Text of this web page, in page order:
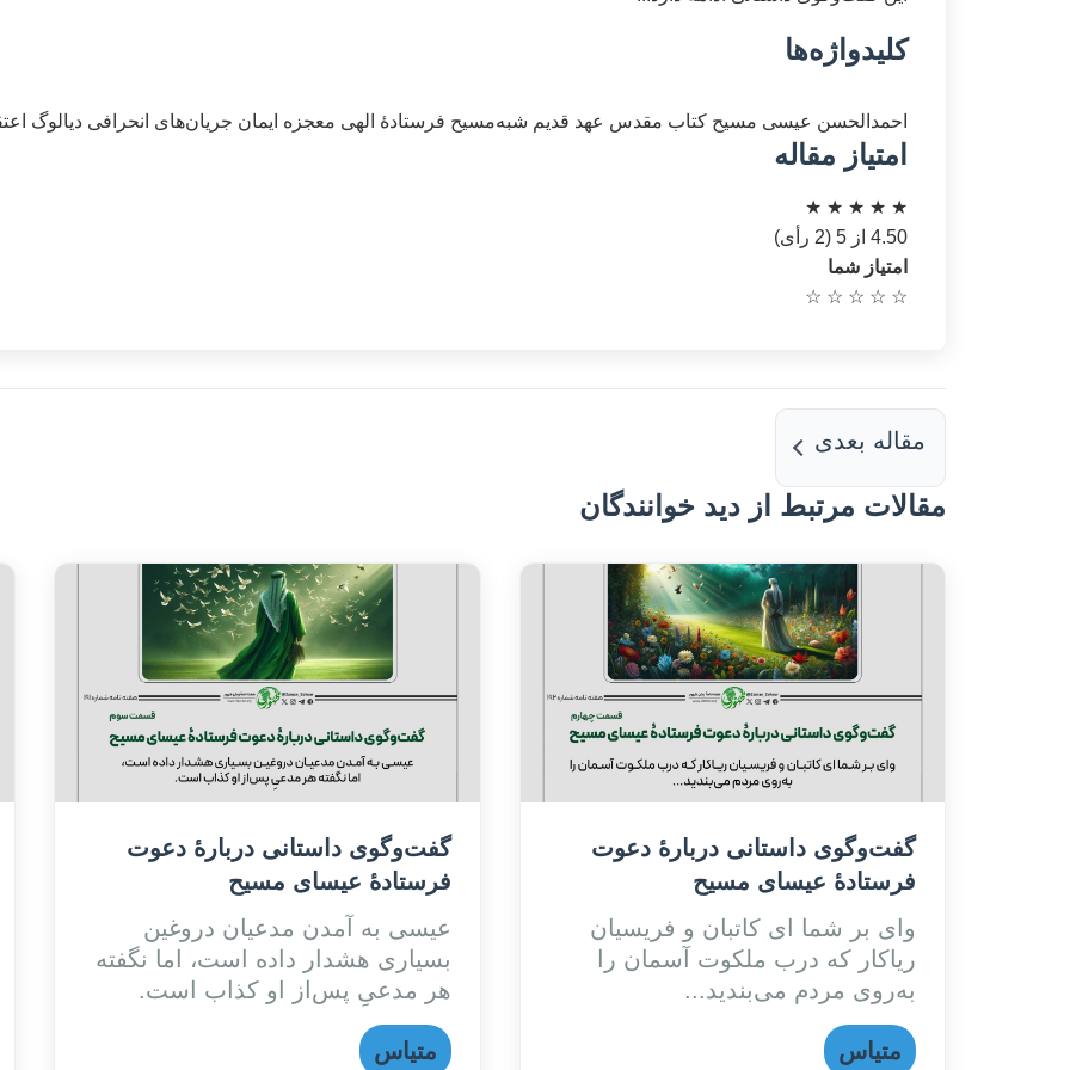
کلیدواژه‌ها
احمدالحسن عیسی مسیح کتاب مقدس عهد قدیم شبه‌مسیح فرستادۀ الهی معجزه ایمان جریان‌های انحرافی دیالوگ
امتیاز مقاله
★
★
★
★
★
4.50 از 5 (2 رأی)
امتیاز شما
☆
☆
☆
☆
☆
مقاله بعدی
مقالات مرتبط از دید خوانندگان
گفت‌وگوی داستانی دربارۀ دعوت
فرستادۀ عیسای مسیح
وای بر شما ای کاتبان و فریسیان
ریاکار که درب ملکوت آسمان را
به‌روی مردم می‌بندید...
متیاس
گفت‌وگوی داستانی دربارۀ دعوت
فرستادۀ عیسای مسیح
عیسی به آمدن مدعیان دروغین
بسیاری هشدار داده است، اما نگفته
هر مدعیِ پس‌از او کذاب است.
متیاس